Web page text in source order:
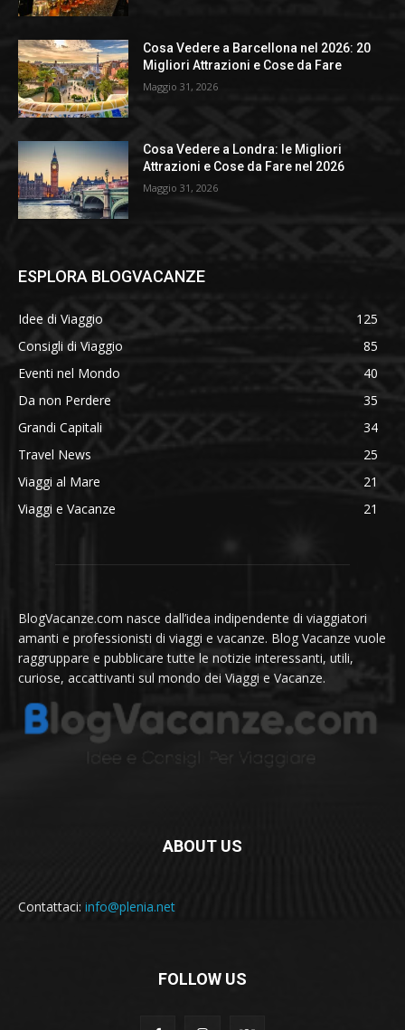
Cosa Vedere a Barcellona nel 2026: 20
Migliori Attrazioni e Cose da Fare
Maggio 31, 2026
Cosa Vedere a Londra: le Migliori
Attrazioni e Cose da Fare nel 2026
Maggio 31, 2026
ESPLORA BLOGVACANZE
Idee di Viaggio
125
Consigli di Viaggio
85
Eventi nel Mondo
40
Da non Perdere
35
Grandi Capitali
34
Travel News
25
Viaggi al Mare
21
Viaggi e Vacanze
21
BlogVacanze.com nasce dall’idea indipendente di viaggiatori
amanti e professionisti di viaggi e vacanze. Blog Vacanze vuole
raggruppare e pubblicare tutte le notizie interessanti, utili,
curiose, accattivanti sul mondo dei Viaggi e Vacanze.
ABOUT US
Contattaci: info@plenia.net
FOLLOW US